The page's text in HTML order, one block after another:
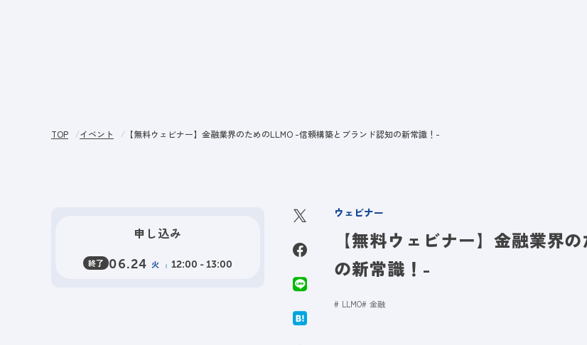
TOP イベント 【無料ウェビナー】金融業界のためのLLMO -信頼構築とブランド認知の新常識！-
ウェビナー
【無料ウェビナー】金融業界
の新常識！-
LLMO 金融
申し込み
終了 06.24 火 12:00 - 13:00